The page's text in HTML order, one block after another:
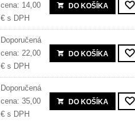
cena: 14,00
€ s DPH
DO KOŠÍKA
Doporučená
cena: 22,00
€ s DPH
DO KOŠÍKA
Doporučená
cena: 35,00
€ s DPH
DO KOŠÍKA